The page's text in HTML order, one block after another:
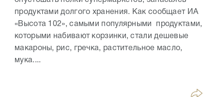
продуктами долгого хранения. Как сообщает ИА
«Высота 102», самыми популярными продуктами,
которыми набивают корзинки, стали дешевые
макароны, рис, гречка, растительное масло,
мука....